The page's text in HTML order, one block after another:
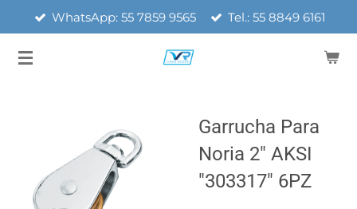
contenido
WhatsApp: 55 7859 9565 Tel.: 55 8849 6161
Garrucha Para
Noria 2" AKSI
"303317" 6PZ